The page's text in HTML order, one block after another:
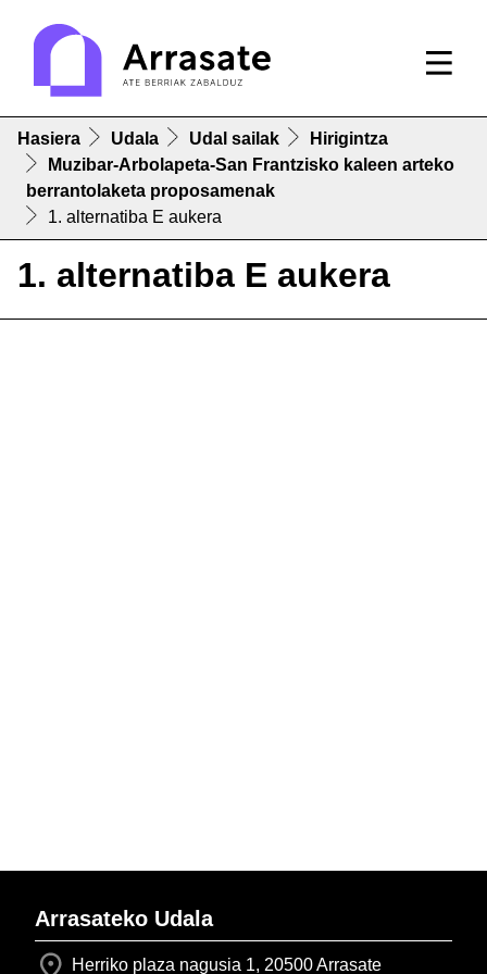
Hasiera Udala Udal sailak
Hirigintza
Muzibar-Arbolapeta-San Frantzisko kaleen arteko
berrantolaketa proposamenak
1. alternatiba E aukera
1. alternatiba E aukera
Arrasateko Udala
Herriko plaza nagusia 1, 20500 Arrasate